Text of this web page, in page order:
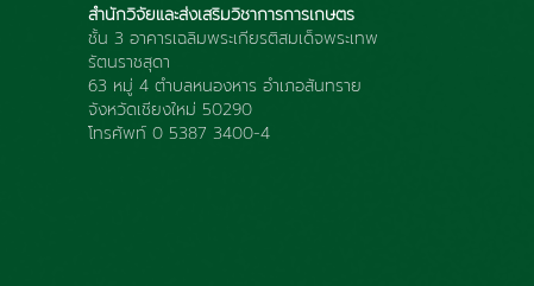
สำนักวิจัยและส่งเสริมวิชาการการเกษตร
ชั้น 3 อาคารเฉลิมพระเกียรติสมเด็จพระเทพ
รัตนราชสุดา
63 หมู่ 4 ตำบลหนองหาร อำเภอสันทราย
จังหวัดเชียงใหม่ 50290
โทรศัพท์ 0 5387 3400-4